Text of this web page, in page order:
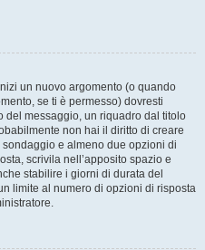
un nuovo argomento (o quando
se ti è permesso) dovresti
del messaggio, un riquadro dal titolo
non hai il diritto di creare
e almeno due opzioni di
scrivila nell’apposito spazio e
stabilire i giorni di durata del
limite al numero di opzioni di risposta